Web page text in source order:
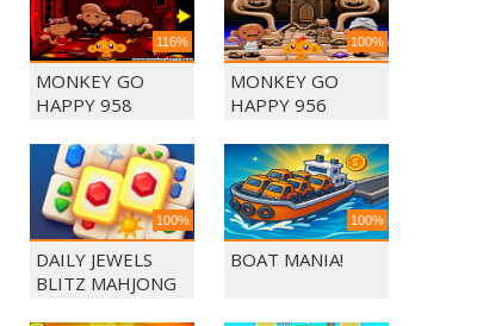
116%
MONKEY GO
HAPPY 958
100%
MONKEY GO
HAPPY 956
100%
DAILY JEWELS
BLITZ MAHJONG
100%
BOAT MANIA!